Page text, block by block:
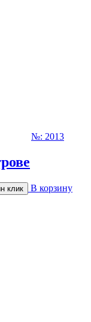
№: 2013
клик В корзину